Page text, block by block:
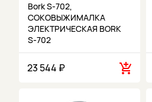
Bork S-702,
СОКОВЫЖИМАЛКА
ЭЛЕКТРИЧЕСКАЯ BORK
S-702
23 544 ₽